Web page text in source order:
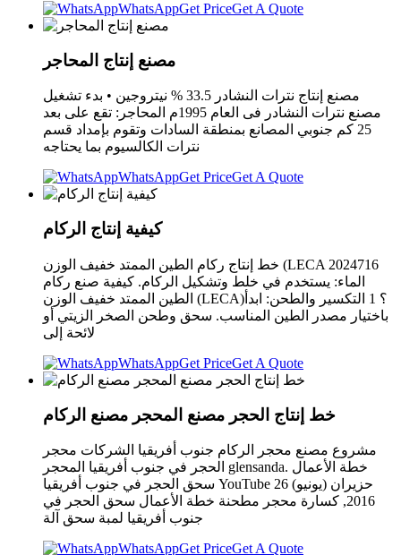
WhatsAppGet PriceGet A Quote
مصنع إنتاج المحاجر
مصنع إنتاج نترات النشادر 33.5 % نيتروجين • بدء تشغيل
مصنع نترات النشادر فى العام 1995م المحاجر: تقع على بعد
25 كم جنوبي المصانع بمنطقة السادات وتقوم بإمداد قسم
نترات الكالسيوم بما يحتاجه
WhatsAppGet PriceGet A Quote
كيفية إنتاج الركام
خط إنتاج ركام الطين الممتد خفيف الوزن (LECA 2024716
الماء: يستخدم في خلط وتشكيل الركام. كيفية صنع ركام
الطين الممتد خفيف الوزن (LECA)؟ 1 التكسير والطحن: ابدأ
باختيار مصدر الطين المناسب. سحق وطحن الصخر الزيتي أو
لائحة إلى
WhatsAppGet PriceGet A Quote
خط إنتاج الحجر مصنع المحجر مصنع الركام
مشروع مصنع محجر الركام جنوب أفريقيا الشركات محجر
الحجر في جنوب أفريقيا المحجر glensanda. خطة الأعمال
سحق الحجر في جنوب أفريقيا YouTube 26 حزيران (يونيو)
2016, كسارة محجر مطحنة خطة الأعمال سحق الحجر في
جنوب أفريقيا لمبة سحق آلة
WhatsAppGet PriceGet A Quote